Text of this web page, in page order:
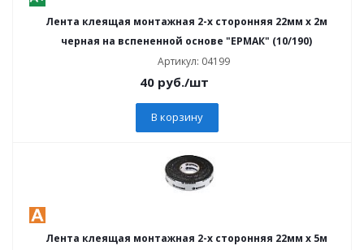
Лента клеящая монтажная 2-х сторонняя 22мм х 2м
черная на вспененной основе "ЕРМАК" (10/190)
Артикул: 04199
40руб./шт
В корзину
Лента клеящая монтажная 2-х сторонняя 22мм х 5м